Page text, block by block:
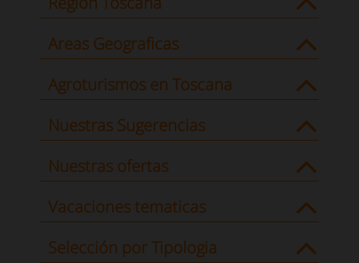
Areas Geograficas
Agroturismos en Toscana
Nuestras Sugerencias
Nuestras ofertas
Vacaciones tematicas
Selección por Tipologia